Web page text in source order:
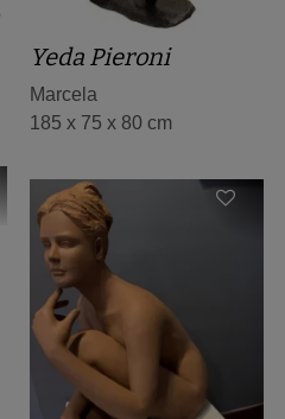
Yeda Pieroni
Marcela
185 x 75 x 80 cm